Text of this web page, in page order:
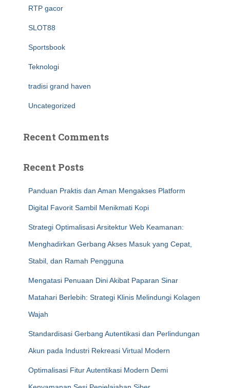
RTP gacor
SLOT88
Sportsbook
Teknologi
tradisi grand haven
Uncategorized
Recent Comments
Recent Posts
Panduan Praktis dan Aman Mengakses Platform
Digital Favorit Sambil Menikmati Kopi
Strategi Optimalisasi Arsitektur Web Keamanan:
Menghadirkan Gerbang Akses Masuk yang Cepat,
Stabil, dan Ramah Pengguna
Mengatasi Penuaan Dini Akibat Paparan Sinar
Matahari Berlebih: Strategi Klinis Melindungi Kolagen
Wajah
Standardisasi Gerbang Autentikasi dan Perlindungan
Akun pada Industri Rekreasi Virtual Modern
Optimalisasi Fitur Autentikasi Modern Demi